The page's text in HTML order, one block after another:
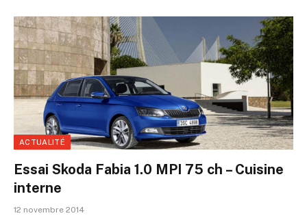
ACTUALITÉ
Essai Skoda Fabia 1.0 MPI 75 ch – Cuisine
interne
12 novembre 2014